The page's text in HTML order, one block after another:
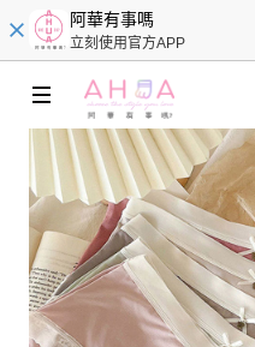
阿華有事嗎
立刻使用官方APP